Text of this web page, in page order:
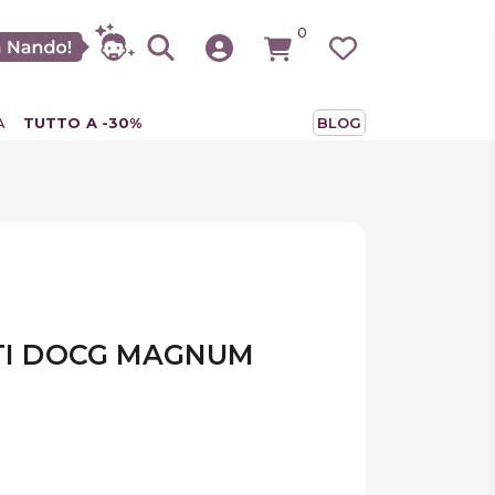
0
TUTTO A -30% BLOG
DOCG MAGNUM